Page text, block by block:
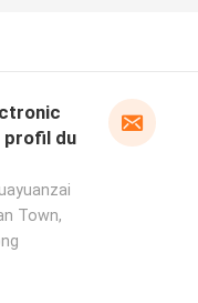
profil du
Town,